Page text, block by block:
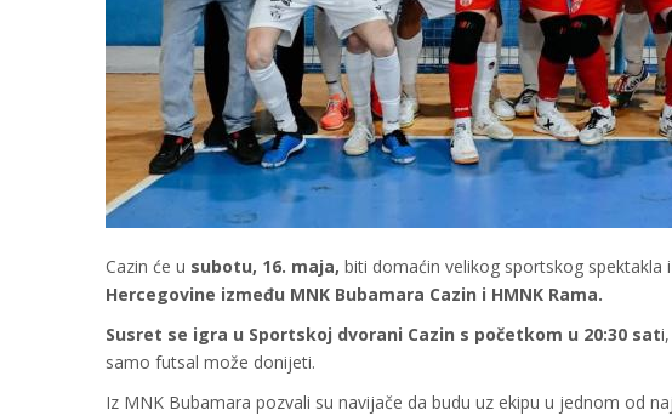
Cazin će u subotu, 16. maja, biti domaćin velikog sportskog spektakla
Hercegovine između MNK Bubamara Cazin i HMNK Rama.
Susret se igra u Sportskoj dvorani Cazin s početkom u 20:30 sat
samo futsal može donijeti.
Iz MNK Bubamara pozvali su navijače da budu uz ekipu u jednom od